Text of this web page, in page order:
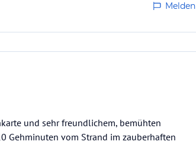
Melden
und sehr freundlichem, bemühten
Gehminuten vom Strand im zauberhaften